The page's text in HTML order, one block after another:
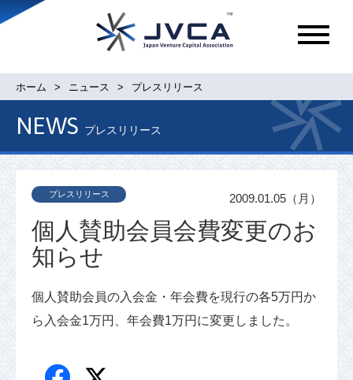
メ
ュ
ホーム ニュース プレスリリース
NEWS プレスリリース
個人賛助会員会費変更のお
知らせ
プレスリリース 2009.01.05（月）
個人賛助会員の入会金・年会費を現行の各5万円か
ら入会金1万円、年会費1万円に変更しました。